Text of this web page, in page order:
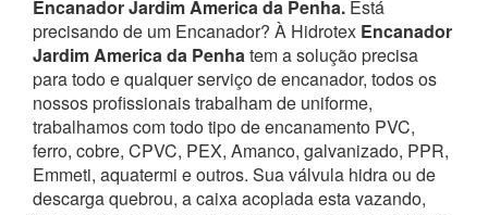
Encanador Jardim America da Penha. Está
precisando de um Encanador? À Hidrotex Encanador
Jardim America da Penhatem a solução precisa
para todo e qualquer serviço de encanador, todos os
nossos profissionais trabalham de uniforme,
trabalhamos com todo tipo de encanamento PVC,
ferro, cobre, CPVC, PEX, Amanco, galvanizado, PPR,
Emmeti, aquatermi e outros. Sua válvula hidra ou de
descarga quebrou, a caixa acoplada esta vazando,